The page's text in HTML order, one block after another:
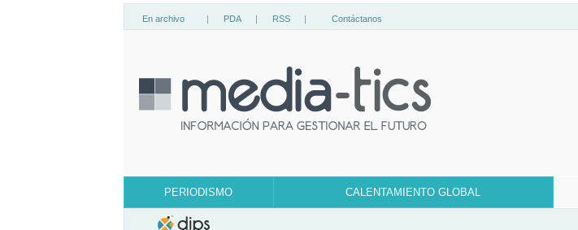
En archivo | PDA | RSS | Contáctanos
PERIODISMO CALENTAMIENTO GLOBAL